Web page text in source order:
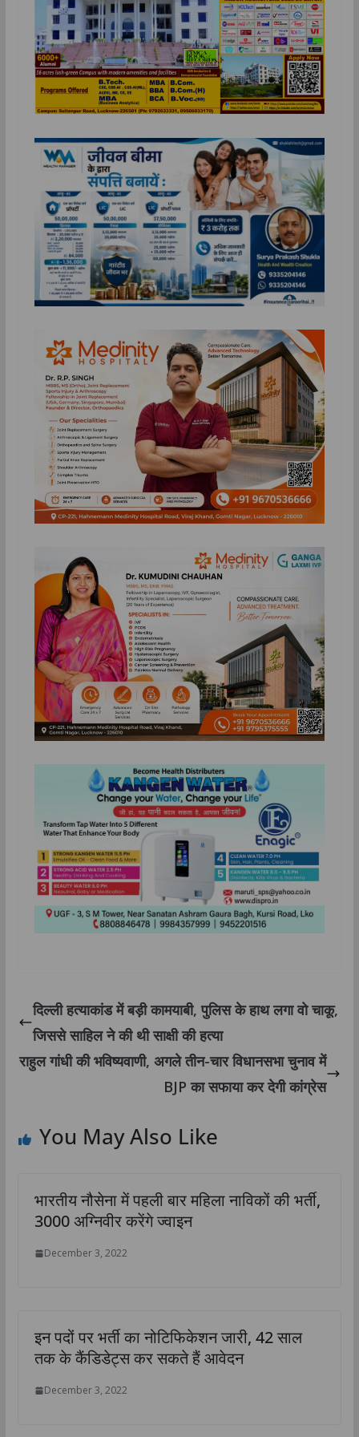
दिल्ली हत्याकांड में बड़ी कामयाबी, पुलिस के हाथ लगा वो चाकू,
जिससे साहिल ने की थी साक्षी की हत्या
राहुल गांधी की भविष्यवाणी, अगले तीन-चार विधानसभा चुनाव में
BJP का सफाया कर देगी कांग्रेस
You May Also Like
भारतीय नौसेना में पहली बार महिला नाविकों की भर्ती,
3000 अग्निवीर करेंगे ज्वाइन
December 3, 2022
इन पदों पर भर्ती का नोटिफिकेशन जारी, 42 साल
तक के कैंडिडेट्स कर सकते हैं आवेदन
December 3, 2022